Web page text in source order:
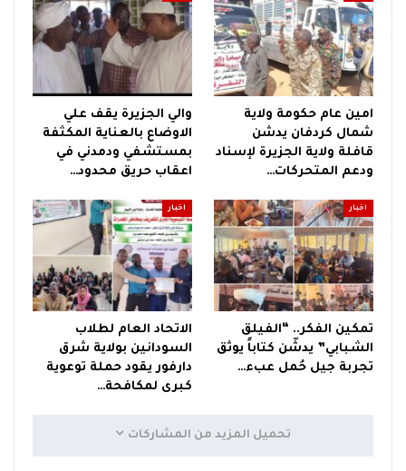
امين عام حكومة ولاية
شمال كردفان يدشن
قافلة ولاية الجزيرة لإسناد
ودعم المتحركات…
والي الجزيرة يقف علي
الاوضاع بالعناية المكثفة
بمستشفي ودمدني في
اعقاب حريق محدود…
اخبار
تمكين الفكر.. “الفيلق
الشبابي” يدشّن كتاباً يوثق
تجربة جيل حُمل عبء…
اخبار
الاتحاد العام لطلاب
السودانين بولاية شرق
دارفور يقود حملة توعوية
كبرى لمكافحة…
تحميل المزيد من المشاركات